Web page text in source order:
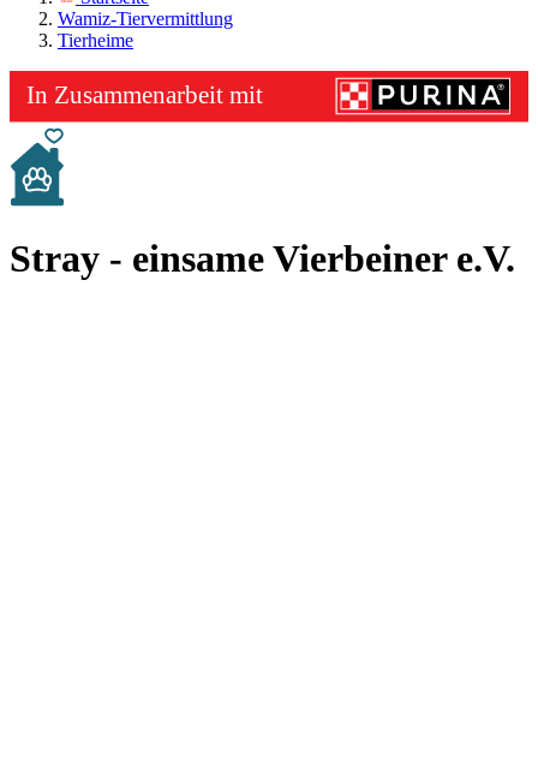
Wamiz-Tiervermittlung
Tierheime
Stray - einsame Vierbeiner e.V.